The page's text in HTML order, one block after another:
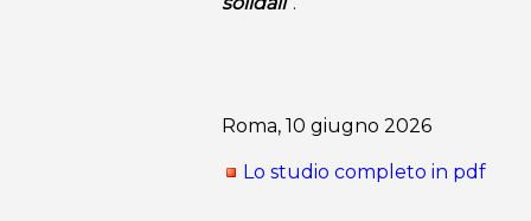
Roma, 10 giugno 2026
Lo studio completo in pdf